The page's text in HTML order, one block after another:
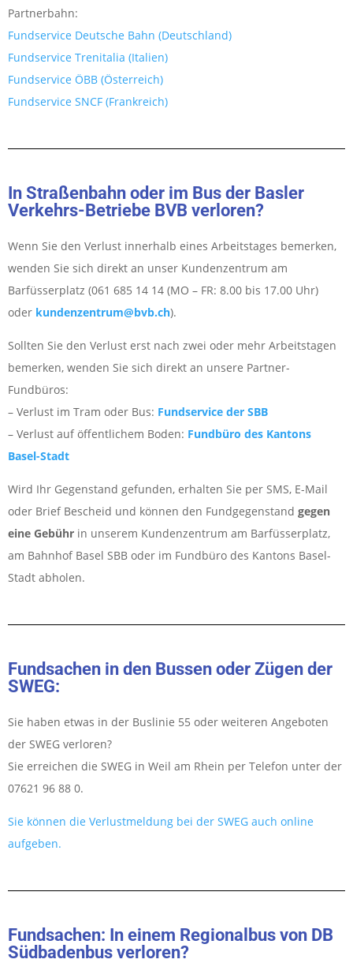
Partnerbahn:
Fundservice Deutsche Bahn (Deutschland)
Fundservice Trenitalia (Italien)
Fundservice ÖBB (Österreich)
Fundservice SNCF (Frankreich)
In Straßenbahn oder im Bus der Basler
Verkehrs-Betriebe BVB verloren?
Wenn Sie den Verlust innerhalb eines Arbeitstages bemerken,
wenden Sie sich direkt an unser Kundenzentrum am
Barfüsserplatz (061 685 14 14 (MO – FR: 8.00 bis 17.00 Uhr)
oder kundenzentrum@bvb.ch).
Sollten Sie den Verlust erst nach zwei oder mehr Arbeitstagen
bemerken, wenden Sie sich direkt an unsere Partner-
Fundbüros:
– Verlust im Tram oder Bus: Fundservice der SBB
– Verlust auf öffentlichem Boden: Fundbüro des Kantons
Basel-Stadt
Wird Ihr Gegenstand gefunden, erhalten Sie per SMS, E-Mail
oder Brief Bescheid und können den Fundgegenstand gegen
eine Gebühr in unserem Kundenzentrum am Barfüsserplatz,
am Bahnhof Basel SBB oder im Fundbüro des Kantons Basel-
Stadt abholen.
Fundsachen in den Bussen oder Zügen der
SWEG:
Sie haben etwas in der Buslinie 55 oder weiteren Angeboten
der SWEG verloren?
Sie erreichen die SWEG in Weil am Rhein per Telefon unter der
07621 96 88 0.
Sie können die Verlustmeldung bei der SWEG auch online
aufgeben.
Fundsachen: In einem Regionalbus von DB
Südbadenbus verloren?